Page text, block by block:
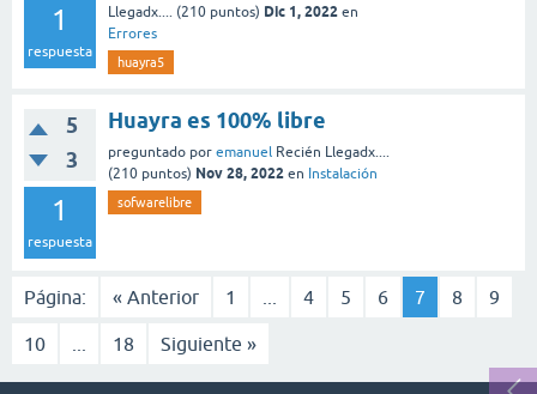
1
respuesta
Llegadx.... (210 puntos) Dic 1, 2022 en
Errores
huayra5
5
3
1
respuesta
Huayra es 100% libre
preguntado por emanuel Recién Llegadx....
(210 puntos) Nov 28, 2022 en Instalación
sofwarelibre
Página: « Anterior 1 4 5 6 7 8 9
10 18 Siguiente »